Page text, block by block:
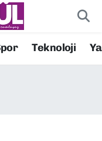
Teknoloji